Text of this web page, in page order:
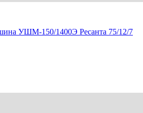
УШМ-150/1400Э Ресанта 75/12/7